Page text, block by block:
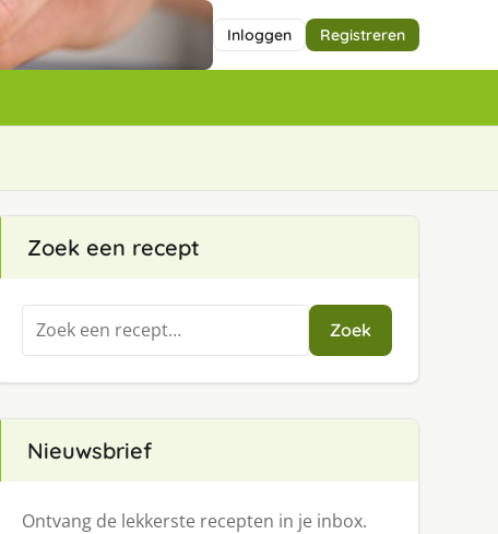
Inloggen Registreren
Zoek een recept
Zoeken
naar:
Zoek
Nieuwsbrief
Ontvang de lekkerste recepten in je inbox.